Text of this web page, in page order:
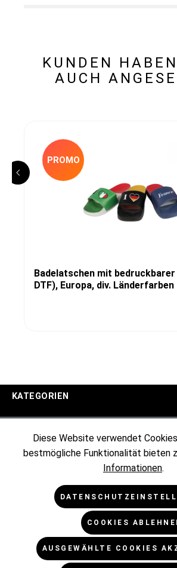
KUNDEN
AUCH
PROMO
Badelatschen mit
DTF), Europa, div.
KATEGORIEN
KUNDENINFORMATIONEN
RECHTLICHES
Diese Website verwendet
bestmögliche Funktionalität bieten
Informationen.
COOKIES
AUSGEWÄHLTE COOKIES